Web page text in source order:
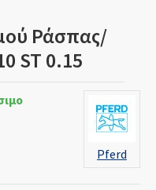
Ράσπας/
ST 0.15
Pferd